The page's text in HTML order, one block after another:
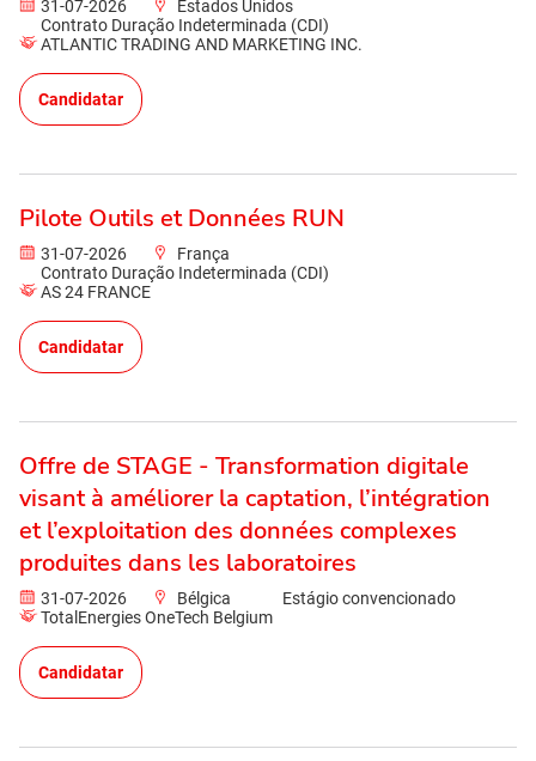
31-07-2026
Estados Unidos
Contrato Duração Indeterminada (CDI)
ATLANTIC TRADING AND MARKETING INC.
Candidatar
Pilote Outils et Données RUN
31-07-2026
França
Contrato Duração Indeterminada (CDI)
AS 24 FRANCE
Candidatar
Offre de STAGE - Transformation digitale
visant à améliorer la captation, l’intégration
et l’exploitation des données complexes
produites dans les laboratoires
31-07-2026 Bélgica
Estágio convencionado
TotalEnergies OneTech Belgium
Candidatar